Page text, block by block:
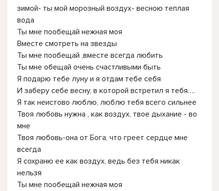
зимой- ты мой морозный воздух- весною теплая
вода
Ты мне пообещай нежная моя
Вместе смотреть на звезды
Ты мне пообещай ,вместе всегда любить
Ты мне обещай очень счастливыми быть
Я подарю тебе луну и я отдам тебе себя
И заберу себе весну, в которой встретил я тебя….
Я так неистово люблю, люблю тебя всего сильнее
Твоя любовь нужна , как воздух, твое дыхание - во
мне
Твоя любовь-она от Бога, что греет сердце мне
всегда
Я сохраню ее как воздух, ведь без тебя никак
нельзя
Ты мне пообещай нежная моя